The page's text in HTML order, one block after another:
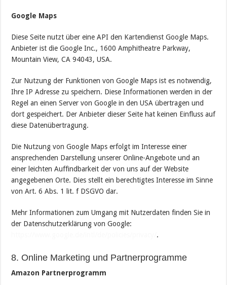
Google Maps
Diese Seite nutzt über eine API den Kartendienst Google Maps.
Anbieter ist die Google Inc., 1600 Amphitheatre Parkway,
Mountain View, CA 94043, USA.
Zur Nutzung der Funktionen von Google Maps ist es notwendig,
Ihre IP Adresse zu speichern. Diese Informationen werden in der
Regel an einen Server von Google in den USA übertragen und
dort gespeichert. Der Anbieter dieser Seite hat keinen Einfluss auf
diese Datenübertragung.
Die Nutzung von Google Maps erfolgt im Interesse einer
ansprechenden Darstellung unserer Online-Angebote und an
einer leichten Auffindbarkeit der von uns auf der Website
angegebenen Orte. Dies stellt ein berechtigtes Interesse im Sinne
von Art. 6 Abs. 1 lit. f DSGVO dar.
Mehr Informationen zum Umgang mit Nutzerdaten finden Sie in
der Datenschutzerklärung von Google:
.
8. Online Marketing und Partnerprogramme
Amazon Partnerprogramm